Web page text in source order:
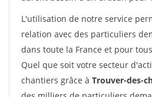
L'utilisation de notre service
relation avec des particuliers
dans toute la France et pour
Quel que soit votre secteur
chantiers grâce à Trouver-des-